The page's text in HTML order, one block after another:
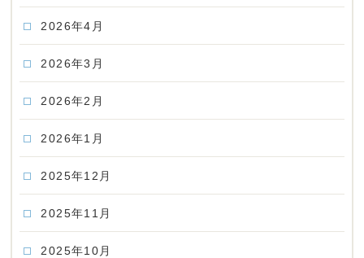
2026年4月
2026年3月
2026年2月
2026年1月
2025年12月
2025年11月
2025年10月